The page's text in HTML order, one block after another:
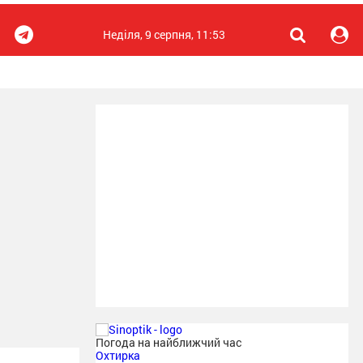
Неділя, 9 серпня, 11:53
Погода на найближчий час
Охтирка